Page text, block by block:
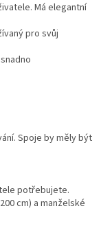
Má elegantní
pro svůj
Spoje by měly být
potřebujete.
cm) a manželské